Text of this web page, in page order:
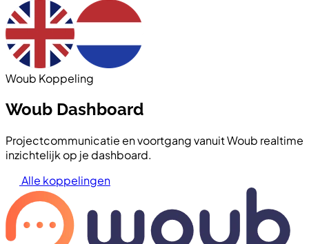
Woub Koppeling
Woub Dashboard
Projectcommunicatie en voortgang vanuit Woub realtime
inzichtelijk op je dashboard.
Alle koppelingen